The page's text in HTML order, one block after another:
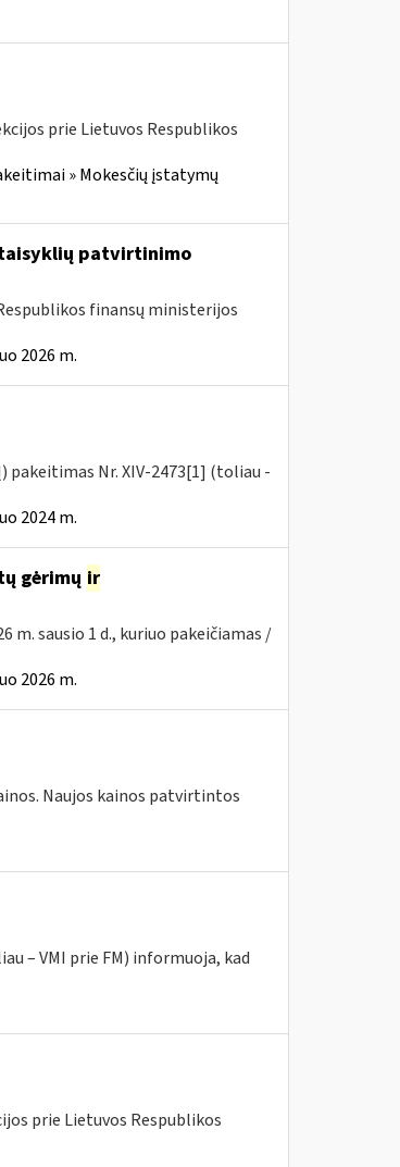
prie Lietuvos Respublikos
» Mokesčių įstatymų
taisyklių patvirtinimo
finansų ministerijos
2026 m.
Nr. XIV-2473[1] (toliau -
2024 m.
gėrimų ir
m. sausio 1 d., kuriuo pakeičiamas /
2026 m.
Naujos kainos patvirtintos
– VMI prie FM) informuoja, kad
prie Lietuvos Respublikos